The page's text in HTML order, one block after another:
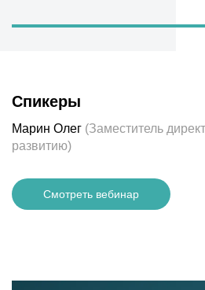
Спикеры
Марин Олег (Заместитель
развитию)
Смотреть вебинар